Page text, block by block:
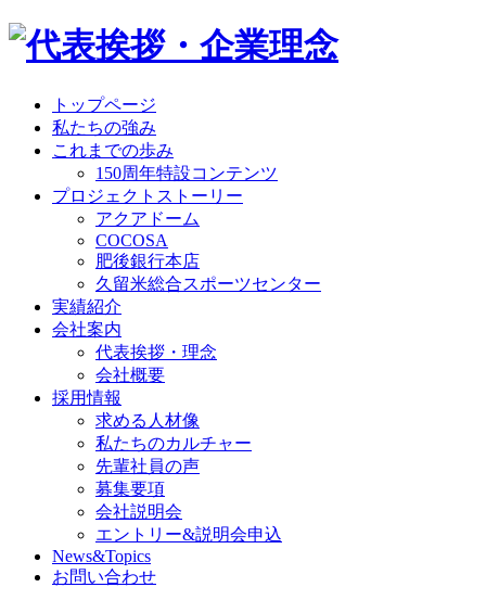
トップページ
私たちの強み
これまでの歩み
150周年特設コンテンツ
プロジェクトストーリー
アクアドーム
COCOSA
肥後銀行本店
久留米総合スポーツセンター
実績紹介
会社案内
代表挨拶・理念
会社概要
採用情報
求める人材像
私たちのカルチャー
先輩社員の声
募集要項
会社説明会
エントリー&説明会申込
News&Topics
お問い合わせ